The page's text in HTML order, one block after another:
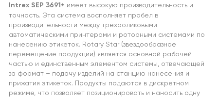
Intrex SEP 3691+ имеет высокую производительность и
точность. Эта система восполняет пробел в
производительности между трехроликовыми
автоматическими принтерами и роторными системами по
нанесению этикеток. Rotary Star (звездообразное
перемещение продукции) является основной рабочей
частью и единственным элементом системы, отвечающей
за формат – подачу изделий на станцию ​​нанесения и
прижатия этикеток. Продукты подаются в дискретном
режиме, что позволяет позиционировать и наносить одну